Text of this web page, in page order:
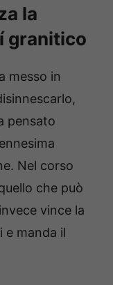
la
granitico
messo in
pensato
Nel corso
che può
vince la
e manda il